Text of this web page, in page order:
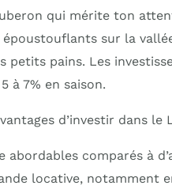
qui mérite ton
sur la
petits pains. Les
à 7% en saison.
d’investir dans le
abordables comparés à
locative, notamment